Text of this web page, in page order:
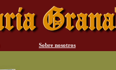
Sobre nosotros